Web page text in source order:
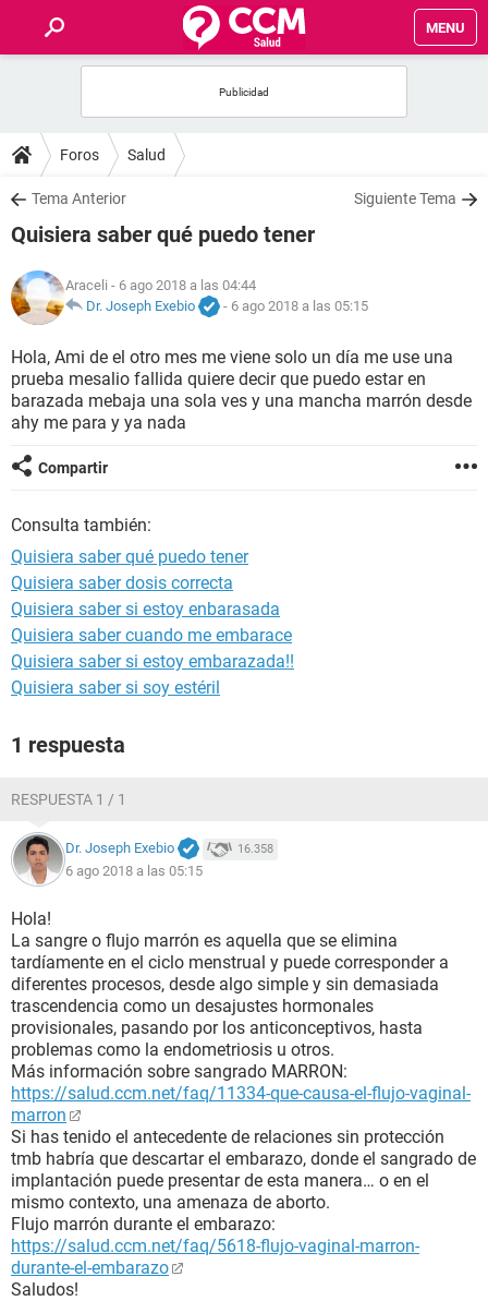
MENU
FOROS
SALUD
FAMILIA
NUTRICIÓN
BIENESTAR
SEXUALIDAD
GLOSARIO
Foros Salud
Tema Anterior Siguiente Tema
Quisiera saber qué puedo tener
Araceli - 6 ago 2018 a las 04:44
Dr. Joseph Exebio
- 6 ago 2018 a las 05:15
Hola, Ami de el otro mes me viene solo un día me use una
prueba mesalio fallida quiere decir que puedo estar en
barazada mebaja una sola ves y una mancha marrón desde
ahy me para y ya nada
Compartir
Consulta también:
Quisiera saber qué puedo tener
Quisiera saber dosis correcta
Quisiera saber si estoy enbarasada
Quisiera saber cuando me embarace
Quisiera saber si estoy embarazada!!
Quisiera saber si soy estéril
1 respuesta
RESPUESTA 1 / 1
Dr. Joseph Exebio 16.358
6 ago 2018 a las 05:15
Hola!
La sangre o flujo marrón es aquella que se elimina
tardíamente en el ciclo menstrual y puede corresponder a
diferentes procesos, desde algo simple y sin demasiada
trascendencia como un desajustes hormonales
provisionales, pasando por los anticonceptivos, hasta
problemas como la endometriosis u otros.
Más información sobre sangrado MARRON:
https://salud.ccm.net/faq/11334-que-causa-el-flujo-vaginal-
marron
Si has tenido el antecedente de relaciones sin protección
tmb habría que descartar el embarazo, donde el sangrado de
implantación puede presentar de esta manera… o en el
mismo contexto, una amenaza de aborto.
Flujo marrón durante el embarazo:
https://salud.ccm.net/faq/5618-flujo-vaginal-marron-
durante-el-embarazo
Saludos!